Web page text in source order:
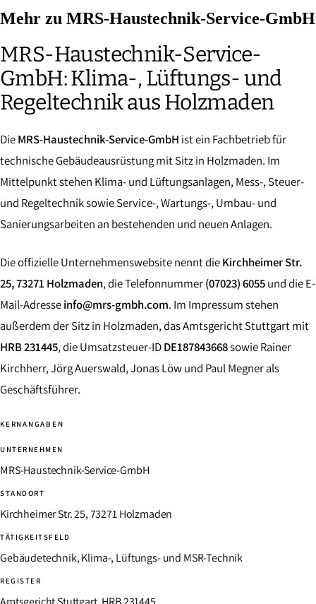
Mehr zu MRS-Haustechnik-Service-GmbH
MRS-Haustechnik-Service-
GmbH: Klima-, Lüftungs- und
Regeltechnik aus Holzmaden
DieMRS-Haustechnik-Service-GmbH ist ein Fachbetrieb für
technische Gebäudeausrüstung mit Sitz in Holzmaden. Im
Mittelpunkt stehen Klima- und Lüftungsanlagen, Mess-, Steuer-
und Regeltechnik sowie Service-, Wartungs-, Umbau- und
Sanierungsarbeiten an bestehenden und neuen Anlagen.
Die offizielle Unternehmenswebsite nennt dieKirchheimer Str.
25, 73271 Holzmaden, die Telefonnummer(07023) 6055und die E-
Mail-Adresseinfo@mrs-gmbh.com. Im Impressum stehen
außerdem der Sitz in Holzmaden, das Amtsgericht Stuttgart mit
HRB 231445, die Umsatzsteuer-IDDE187843668sowie Rainer
Kirchherr, Jörg Auerswald, Jonas Löw und Paul Megner als
Geschäftsführer.
KERNANGABEN
UNTERNEHMEN
MRS-Haustechnik-Service-GmbH
STANDORT
Kirchheimer Str. 25, 73271 Holzmaden
TÄTIGKEITSFELD
Gebäudetechnik, Klima-, Lüftungs- und MSR-Technik
REGISTER